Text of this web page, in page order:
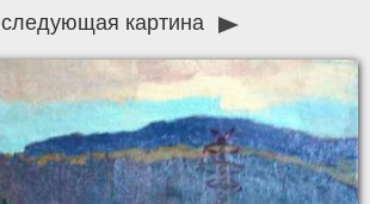
следующая картина